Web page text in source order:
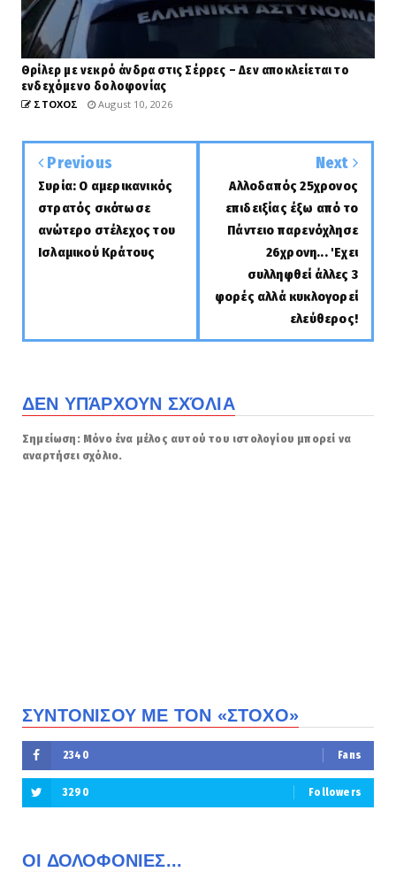
Θρίλερ με νεκρό άνδρα στις Σέρρες – Δεν αποκλείεται το
ενδεχόμενο δολοφονίας
ΣΤΟΧΟΣ August 10, 2026
Previous
Συρία: Ο αμερικανικός
στρατός σκότωσε
ανώτερο στέλεχος του
Ισλαμικού Κράτους
Next
Αλλοδαπός 25χρονος
επιδειξίας έξω από το
Πάντειο παρενόχλησε
26χρονη... 'Εχει
συλληφθεί άλλες 3
φορές αλλά κυκλογορεί
ελεύθερος!
ΔΕΝ ΥΠΆΡΧΟΥΝ ΣΧΌΛΙΑ
Σημείωση: Μόνο ένα μέλος αυτού του ιστολογίου μπορεί να
αναρτήσει σχόλιο.
ΣΥΝΤΟΝΙΣΟΥ ΜΕ ΤΟΝ «ΣΤΟΧΟ»
2340 Fans
3290 Followers
ΟΙ ΔΟΛΟΦΟΝΙΕΣ...